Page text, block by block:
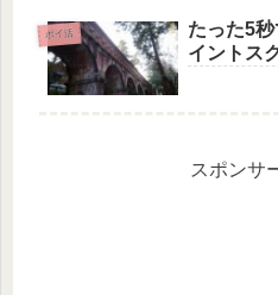
ポイ活
たった5
イントス
スポンサ